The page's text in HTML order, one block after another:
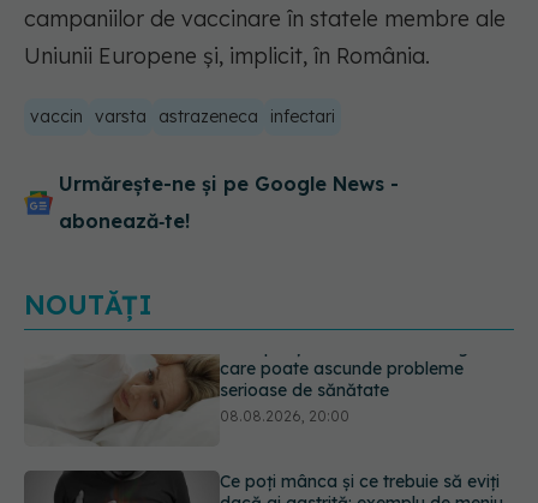
campaniilor de vaccinare în statele membre ale
Uniunii Europene și, implicit, în România.
vaccin varsta astrazeneca infectari
Urmărește-ne și pe Google News -
abonează‑te!
NOUTĂȚI
Ce poți mânca și ce trebuie să eviți
dacă ai gastrită: exemplu de meniu